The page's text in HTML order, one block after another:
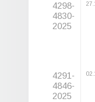
4298-
4830-
2025
4291-
4846-
2025